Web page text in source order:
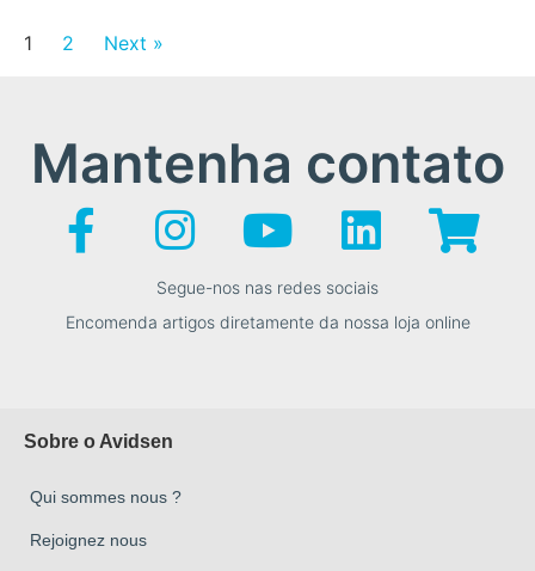
1 2 Next »
Mantenha contato
Segue-nos nas redes sociais
Encomenda artigos diretamente da nossa loja online
Sobre o Avidsen
Qui sommes nous ?
Rejoignez nous